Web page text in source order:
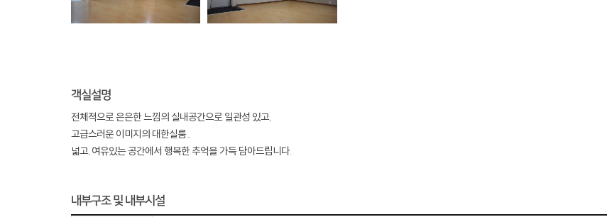
객실설명
전체적으로 은은한 느낌의 실내공간으로 일관성 있고,
고급스러운 이미지의 대한실룸...
넓고, 여유있는 공간에서 행복한 추억을 가득 담아드립니다.
내부구조 및 내부시설